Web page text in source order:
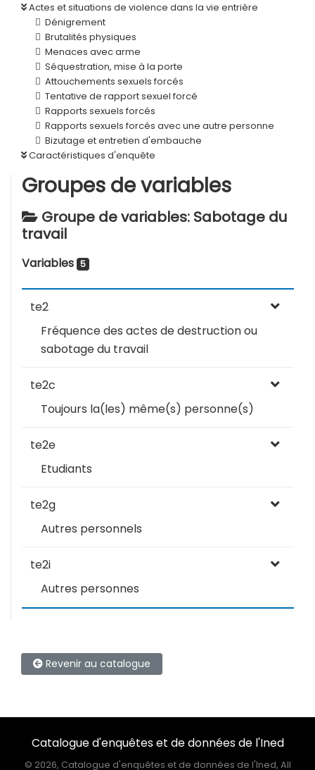
Actes et situations de violence dans la vie entrière
Dénigrement
Brutalités physiques
Menaces avec arme
Séquestration, mise à la porte
Attouchements sexuels forcés
Tentative de rapport sexuel forcé
Rapports sexuels forcés
Rapports sexuels forcés avec une autre personne
Bizutage et entretien d'embauche
Caractéristiques d'enquête
Groupes de variables
Groupe de variables: Sabotage du
travail
Variables 5
te2
Fréquence des actes de destruction ou
sabotage du travail
te2c
Toujours la(les) même(s) personne(s)
te2e
Etudiants
te2g
Autres personnels
te2i
Autres personnes
Revenir au catalogue
Catalogue d'enquêtes et de données de l'Ined
© 2026, Catalogue d'enquêtes et de données de l'Ined, All